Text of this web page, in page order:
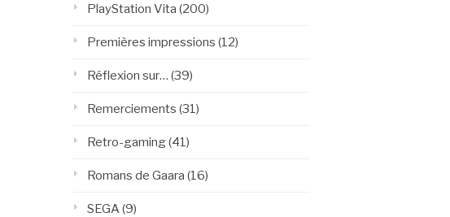
PlayStation Vita (200)
Premières impressions (12)
Réflexion sur… (39)
Remerciements (31)
Retro-gaming(41)
Romans de Gaara (16)
SEGA (9)